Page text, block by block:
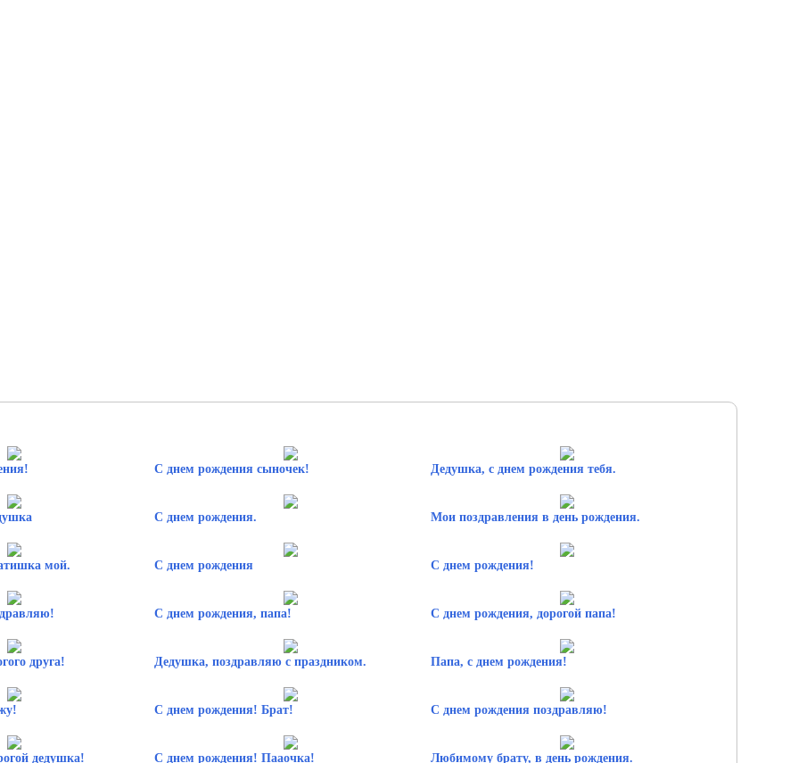
С днем рождения сыночек! Дедушка, с днем рождения тебя.
С днем рождения. Мои поздравления в день рождения.
мой. С днем рождения С днем рождения!
С днем рождения, папа! С днем рождения, дорогой папа!
друга! Дедушка, поздравляю с праздником. Папа, с днем рождения!
С днем рождения! Брат! С днем рождения поздравляю!
дедушка! С днем рождения! Пааочка! Любимому брату, в день рождения.